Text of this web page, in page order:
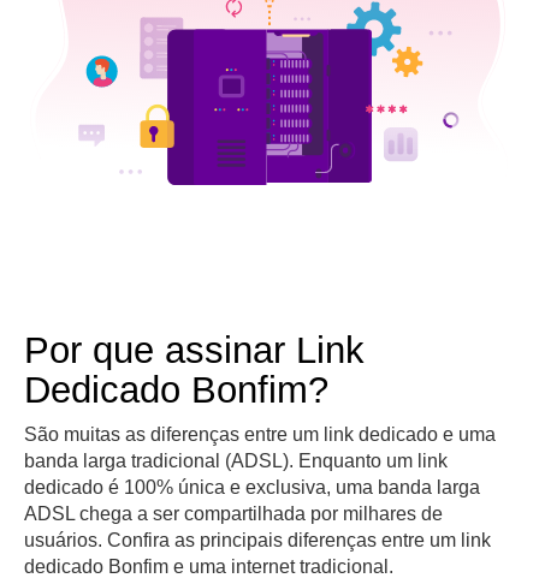
Por que assinar Link
Dedicado Bonfim?
São muitas as diferenças entre um link dedicado e uma
banda larga tradicional (ADSL). Enquanto um link
dedicado é 100% única e exclusiva, uma banda larga
ADSL chega a ser compartilhada por milhares de
usuários. Confira as principais diferenças entre um link
dedicado Bonfim e uma internet tradicional.